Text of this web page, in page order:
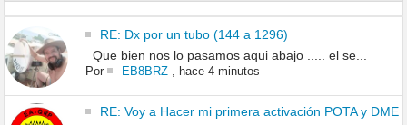
RE: Dx por un tubo (144 a 1296)
Que bien nos lo pasamos aqui abajo ..... el se...
Por EB8BRZ, hace 4 minutos
RE: Voy a Hacer mi primera activación POTA y DME